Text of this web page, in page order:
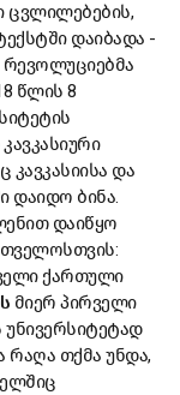
ცვლილებების,
დაიბადა -
წლის 8
და
დაიდო ბინა.
დაიწყო
ქართული
მიერ პირველი
რაღა თქმა უნდა,